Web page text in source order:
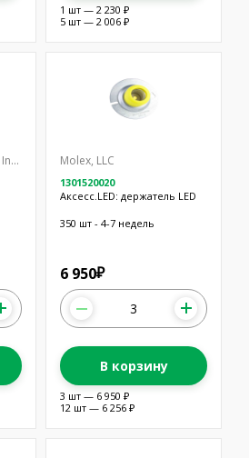
1 шт — 2 230 ₽
5 шт — 2 006 ₽
ASI-Automation Systems Interconnect Molex, LLC
1301520020
Аксесс.LED: держатель LED
350 шт - 4-7 недель
6 950₽
В корзину
3 шт — 6 950 ₽
12 шт — 6 256 ₽